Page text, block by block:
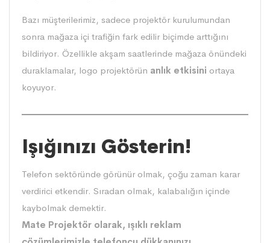
Bazı müşterilerimiz, sadece projektör kurulumundan
sonra mağaza içi trafiğin fark edilir biçimde arttığını
bildiriyor. Özellikle akşam saatlerinde mağaza önündeki
duraklamalar, logo projektörün anlık etkisini ortaya
koyuyor.
Işığınızı Gösterin!
Telefon sektöründe görünür olmak, çoğu zaman karar
verdirici etkendir. Sıradan olmak, kalabalığın içinde
kaybolmak demektir.
Mate Projektör olarak, ışıklı reklam